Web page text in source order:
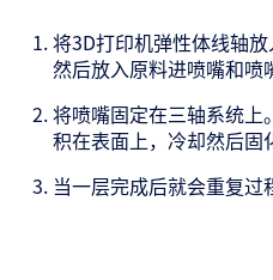
将3D打印机弹性体线轴
然后放入原料进喷嘴和喷
将喷嘴固定在三轴系统
积在表面上，冷却然后固
当一层完成后就会重复过